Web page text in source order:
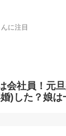
に注目
会社員！元
)した？娘は